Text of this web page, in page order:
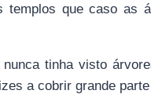
templos que caso as
tinha visto
a cobrir grande